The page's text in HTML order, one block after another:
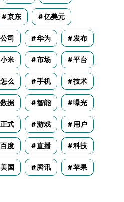
京东 亿美元
公司 华为 发布
小米 市场 平台
怎么 手机 技术
数据 智能 曝光
正式 游戏 用户
百度 直播 科技
美国 腾讯 苹果